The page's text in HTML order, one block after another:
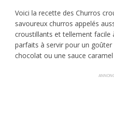
Voici la recette des Churros
savoureux churros appelés
croustillants et tellement facile
parfaits à servir pour un goûter
chocolat ou une sauce